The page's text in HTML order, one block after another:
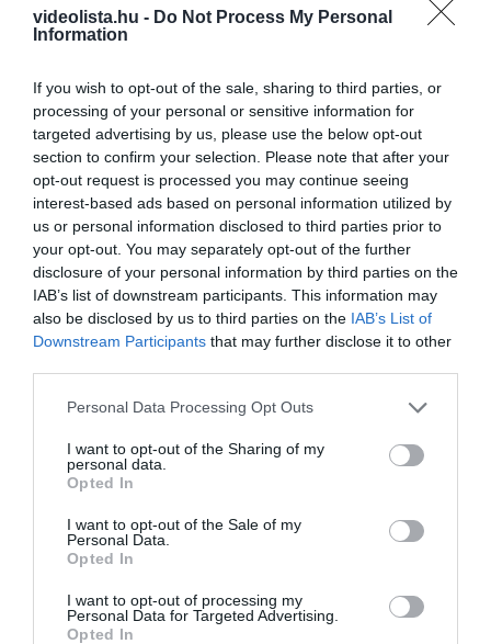
videolista.hu - Do Not Process My Personal
Information
If you wish to opt-out of the sale, sharing to third parties, or
processing of your personal or sensitive information for
targeted advertising by us, please use the below opt-out
section to confirm your selection. Please note that after your
opt-out request is processed you may continue seeing
interest-based ads based on personal information utilized by
us or personal information disclosed to third parties prior to
your opt-out. You may separately opt-out of the further
disclosure of your personal information by third parties on the
IAB’s list of downstream participants. This information may
also be disclosed by us to third parties on the IAB’s List of
Downstream Participants that may further disclose it to other
Please note that this website/app uses one or more Google
not limited to your visit or usage behaviour. You may click to
grant or deny consent to Google and its third-party tags to
use your data for below specified purposes in below Google
consent section.
Personal Data Processing Opt Outs
I want to opt-out of the Sharing of my
personal data.
Opted In
I want to opt-out of the Sale of my
Personal Data.
Opted In
I want to opt-out of processing my
Personal Data for Targeted Advertising.
Opted In
Fungus Is A Parasite, And It Dies From A Drop Of
Plain...
417 118 314
1 h 41 min
5 Hidden Signs You Have Worms Inside Your
Body
218 89